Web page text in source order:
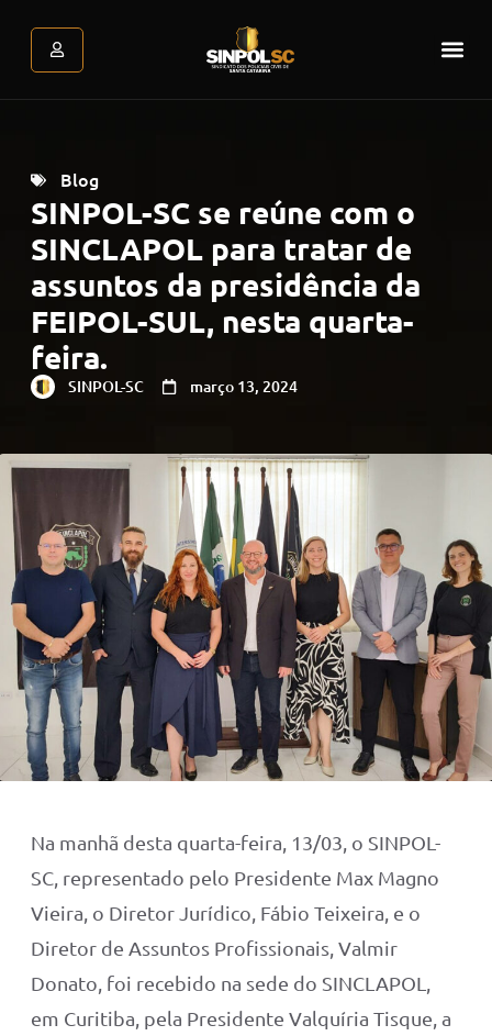
Blog
SINPOL-SC se reúne com o
SINCLAPOL para tratar de
assuntos da presidência da
FEIPOL-SUL, nesta quarta-
feira.
SINPOL-SC março 13, 2024
Na manhã desta quarta-feira, 13/03, o SINPOL-
SC, representado pelo Presidente Max Magno
Vieira, o Diretor Jurídico, Fábio Teixeira, e o
Diretor de Assuntos Profissionais, Valmir
Donato, foi recebido na sede do SINCLAPOL,
em Curitiba, pela Presidente Valquíria Tisque, a